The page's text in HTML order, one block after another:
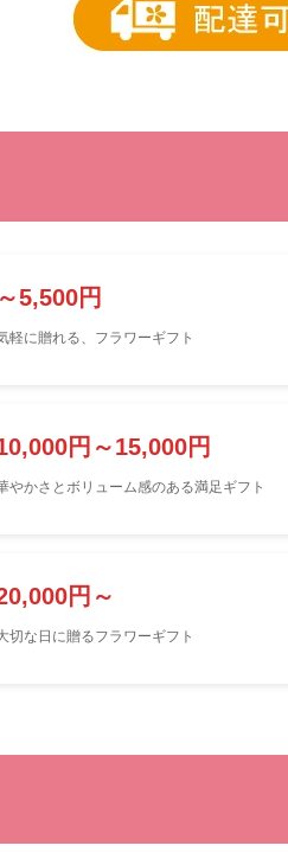
～5,500円
軽に贈れる、フラワーギフト
円～15,000円
やかさとボリューム感のある満足ギフト
円～
切な日に贈るフラワーギフト